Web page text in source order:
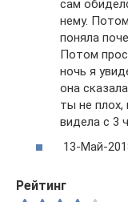
сам
нему.
поняла
Потом
ночь я
она
ты не плох,
видела с 3
13-Май-
Рейтинг